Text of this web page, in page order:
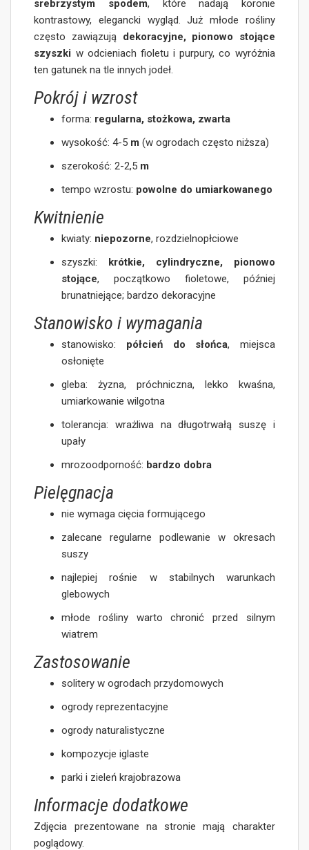
srebrzystym spodem, które nadają koronie
kontrastowy, elegancki wygląd. Już młode rośliny
często zawiązują dekoracyjne, pionowo stojące
szyszki w odcieniach fioletu i purpury, co wyróżnia
ten gatunek na tle innych jodeł.
Pokrój i wzrost
forma: regularna, stożkowa, zwarta
wysokość: 4-5 m (w ogrodach często niższa)
szerokość: 2-2,5 m
tempo wzrostu: powolne do umiarkowanego
Kwitnienie
kwiaty: niepozorne, rozdzielnopłciowe
szyszki: krótkie, cylindryczne, pionowo
stojące, początkowo fioletowe, później
brunatniejące; bardzo dekoracyjne
Stanowisko i wymagania
stanowisko: półcień do słońca, miejsca
osłonięte
gleba: żyzna, próchniczna, lekko kwaśna,
umiarkowanie wilgotna
tolerancja: wrażliwa na długotrwałą suszę i
upały
mrozoodporność: bardzo dobra
Pielęgnacja
nie wymaga cięcia formującego
zalecane regularne podlewanie w okresach
suszy
najlepiej rośnie w stabilnych warunkach
glebowych
młode rośliny warto chronić przed silnym
wiatrem
Zastosowanie
solitery w ogrodach przydomowych
ogrody reprezentacyjne
ogrody naturalistyczne
kompozycje iglaste
parki i zieleń krajobrazowa
Informacje dodatkowe
Zdjęcia prezentowane na stronie mają charakter
poglądowy.